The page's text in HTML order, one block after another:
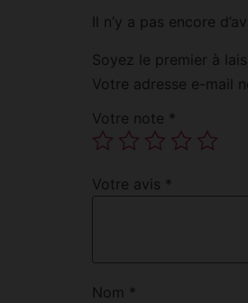
Il n’y a pas encore
Soyez le premier à
Votre adresse e-mail
Votre note *
Votre avis *
Nom *